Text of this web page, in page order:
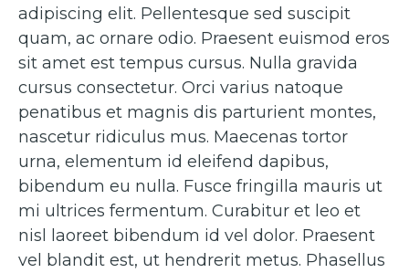
adipiscing elit. Pellentesque sed suscipit
quam, ac ornare odio. Praesent euismod eros
sit amet est tempus cursus. Nulla gravida
cursus consectetur. Orci varius natoque
penatibus et magnis dis parturient montes,
nascetur ridiculus mus. Maecenas tortor
urna, elementum id eleifend dapibus,
bibendum eu nulla. Fusce fringilla mauris ut
mi ultrices fermentum. Curabitur et leo et
nisl laoreet bibendum id vel dolor. Praesent
vel blandit est, ut hendrerit metus. Phasellus